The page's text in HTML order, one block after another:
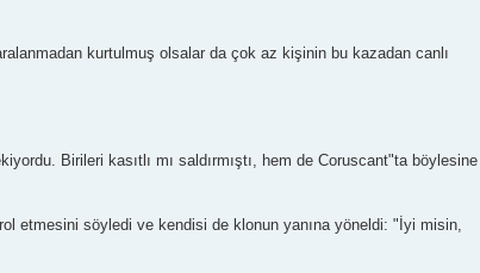
kurtulmuş olsalar da çok az kişinin bu kazadan canlı
Birileri kasıtlı mı saldırmıştı, hem de Coruscant"ta böylesine
etmesini söyledi ve kendisi de klonun yanına yöneldi: "İyi misin,